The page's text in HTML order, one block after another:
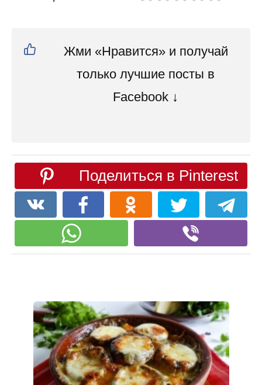
Жми «Нравится» и получай
только лучшие посты в
Facebook ↓
Поделиться в Pinterest